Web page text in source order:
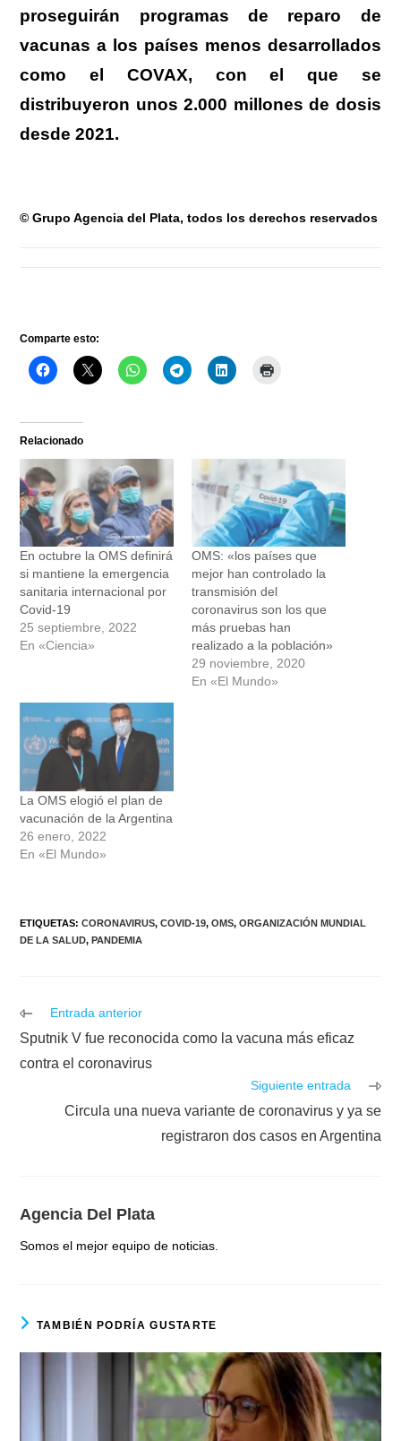
proseguirán programas de reparo de
vacunas a los países menos desarrollados
como el COVAX, con el que se
distribuyeron unos 2.000 millones de dosis
desde 2021.
© Grupo Agencia del Plata, todos los derechos reservados
Comparte esto:
Relacionado
En octubre la OMS definirá
si mantiene la emergencia
sanitaria internacional por
Covid-19
25 septiembre, 2022
En «Ciencia»
OMS: «los países que
mejor han controlado la
transmisión del
coronavirus son los que
más pruebas han
realizado a la población»
29 noviembre, 2020
En «El Mundo»
La OMS elogió el plan de
vacunación de la Argentina
26 enero, 2022
En «El Mundo»
ETIQUETAS:CORONAVIRUS, COVID-19, OMS, ORGANIZACIÓN MUNDIAL
DE LA SALUD, PANDEMIA
Leer
artículos
Entrada anterior
Sputnik V fue reconocida como la vacuna más eficaz
contra el coronavirus
Siguiente entrada
Circula una nueva variante de coronavirus y ya se
registraron dos casos en Argentina
Agencia Del Plata
Somos el mejor equipo de noticias.
TAMBIÉN PODRÍA GUSTARTE